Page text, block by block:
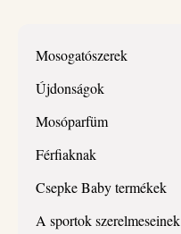
Mosogatószerek
Újdonságok
Mosóparfüm
Férfiaknak
Csepke Baby termékek
A sportok szerelmeseinek